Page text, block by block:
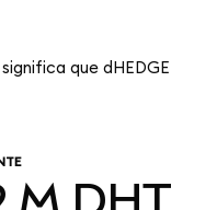
que dHEDGE